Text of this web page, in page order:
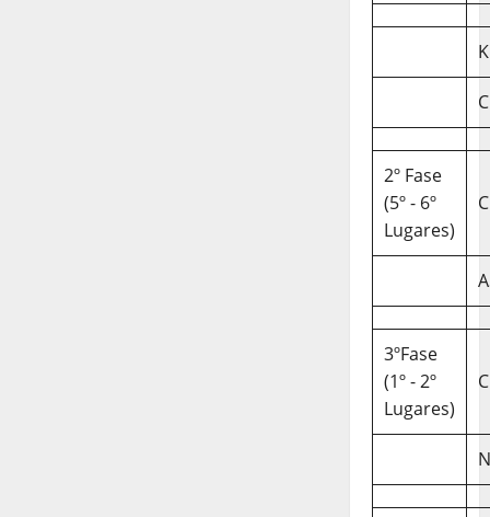
2º Fase
(5º - 6º
Lugares)
3ºFase
(1º - 2º
Lugares)